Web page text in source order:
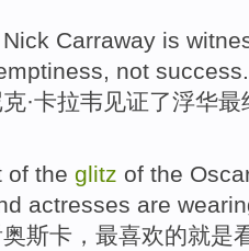
Nick Carraway is
, not success.
克·卡拉韦见证了浮华最
of the glitz of the
actresses are
奥斯卡 ， 最喜欢的就是